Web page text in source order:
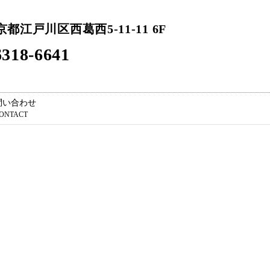
都江戸川区西葛西5-11-11 6F
6641
い合わせ